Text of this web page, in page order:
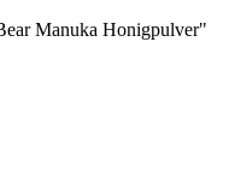
Manuka Honigpulver"